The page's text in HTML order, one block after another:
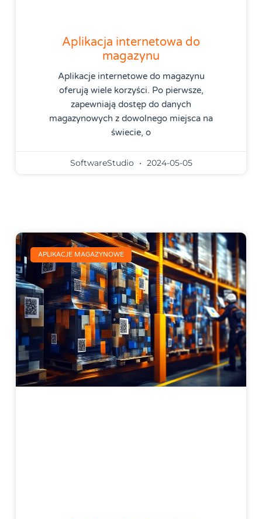
Aplikacja internetowa do
magazynu
Aplikacje internetowe do magazynu
oferują wiele korzyści. Po pierwsze,
zapewniają dostęp do danych
magazynowych z dowolnego miejsca na
świecie, o
SoftwareStudio 2024-05-05
APLIKACJE MAGAZYNOWE